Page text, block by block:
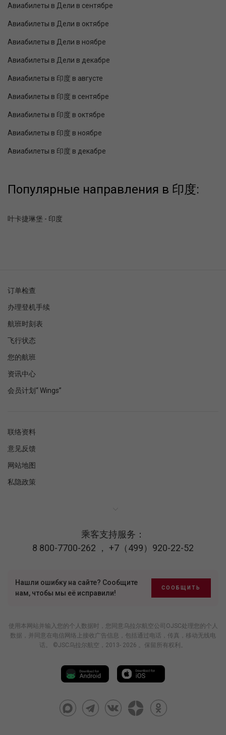
Авиабилеты в Дели в сентябре
Авиабилеты в Дели в октябре
Авиабилеты в Дели в ноябре
Авиабилеты в Дели в декабре
Авиабилеты в 印度 в августе
Авиабилеты в 印度 в сентябре
Авиабилеты в 印度 в октябре
Авиабилеты в 印度 в ноябре
Авиабилеты в 印度 в декабре
Популярные направления в 印度:
叶卡捷琳堡 - 印度
订单检查
办理登机手续
航班时刻表
飞行状态
您的航班
资讯中心
会员计划“ Wings”
联络资料
意见反馈
网站地图
私隐政策
乘客支持服务：
8 800-7700-262 ， +7（499）920-22-52
Нашли ошибку на сайте? Сообщите
нам, чтобы мы её исправили!
СООБЩИТЬ
使用本网站并输入您的个人数据时，您同意乌拉尔航空公司OJSC处理您的个人
数据，并同意在电信网络上接收广告信息，包括通过电话，传真，移动无线电
话。 ©JSC乌拉尔航空，2013- 2026 。保留所有权利。